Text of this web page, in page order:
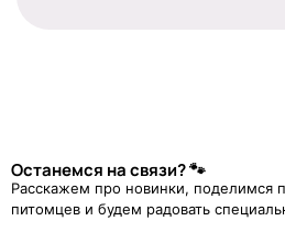
Останемся на связи? 🐾
Расскажем про новинки, поделимся
питомцев и будем радовать